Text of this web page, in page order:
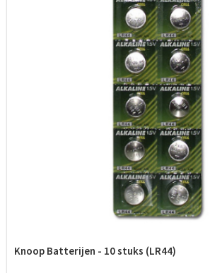
Knoop Batterijen - 10 stuks (LR44)